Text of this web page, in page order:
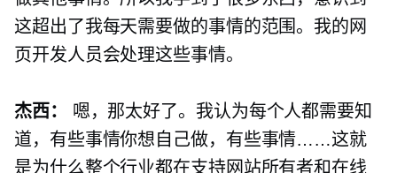
这超出了我每天需要做的事情的范围。我的网
页开发人员会处理这些事情。
杰西：
嗯，那太好了。我认为每个人都需要知
道，有些事情你想自己做，有些事情……这就
是为什么整个行业都在支持网站所有者和在线